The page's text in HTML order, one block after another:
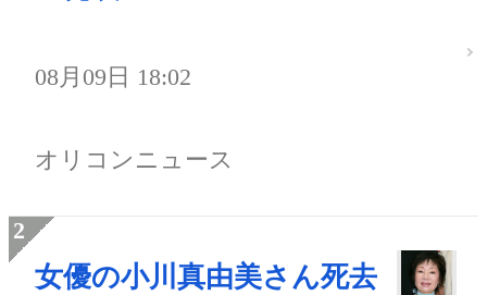
08月09日 18:02
オリコンニュース
女優の小川真由美さん死去